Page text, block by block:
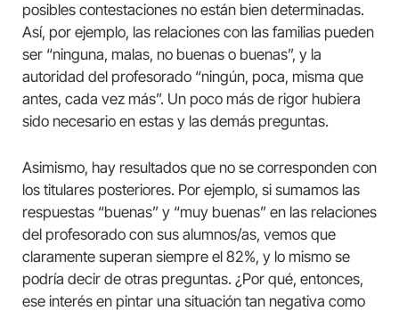
posibles contestaciones no están bien determinadas.
Así, por ejemplo, las relaciones con las familias pueden
ser “ninguna, malas, no buenas o buenas”, y la
autoridad del profesorado “ningún, poca, misma que
antes, cada vez más”. Un poco más de rigor hubiera
sido necesario en estas y las demás preguntas.
Asimismo, hay resultados que no se corresponden con
los titulares posteriores. Por ejemplo, si sumamos las
respuestas “buenas” y “muy buenas” en las relaciones
del profesorado con sus alumnos/as, vemos que
claramente superan siempre el 82%, y lo mismo se
podría decir de otras preguntas. ¿Por qué, entonces,
ese interés en pintar una situación tan negativa como